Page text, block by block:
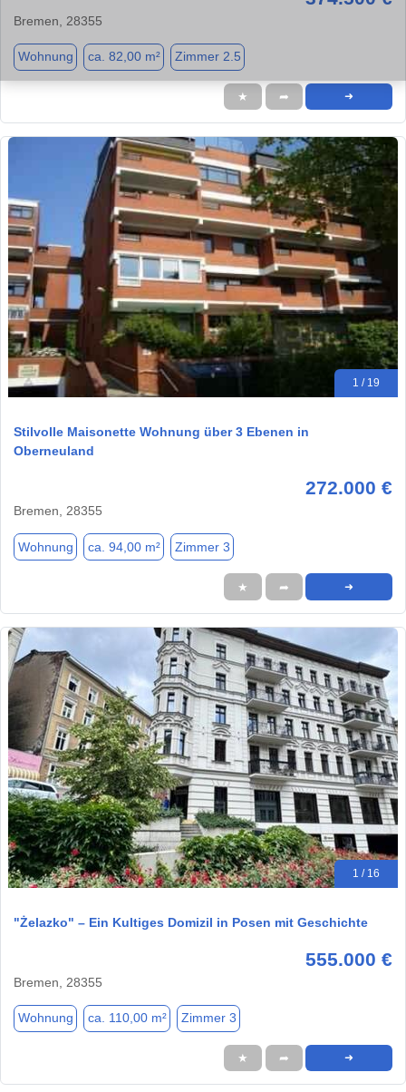
Bremen, 28355
Wohnung ca. 82,00 m² Zimmer 2.5
★ ➦ ➜
1 / 19
Stilvolle Maisonette Wohnung über 3 Ebenen in
Oberneuland
272.000 €
Bremen, 28355
Wohnung ca. 94,00 m² Zimmer 3
★ ➦ ➜
1 / 16
"Żelazko" – Ein Kultiges Domizil in Posen mit Geschichte
555.000 €
Bremen, 28355
Wohnung ca. 110,00 m² Zimmer 3
★ ➦ ➜